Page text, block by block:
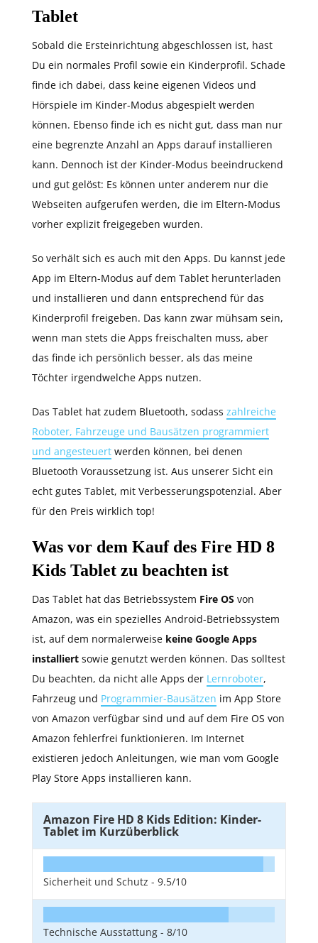
Tablet
Sobald die Ersteinrichtung abgeschlossen ist, hast
Du ein normales Profil sowie ein Kinderprofil. Schade
finde ich dabei, dass keine eigenen Videos und
Hörspiele im Kinder-Modus abgespielt werden
können. Ebenso finde ich es nicht gut, dass man nur
eine begrenzte Anzahl an Apps darauf installieren
kann. Dennoch ist der Kinder-Modus beeindruckend
und gut gelöst: Es können unter anderem nur die
Webseiten aufgerufen werden, die im Eltern-Modus
vorher explizit freigegeben wurden.
So verhält sich es auch mit den Apps. Du kannst jede
App im Eltern-Modus auf dem Tablet herunterladen
und installieren und dann entsprechend für das
Kinderprofil freigeben. Das kann zwar mühsam sein,
wenn man stets die Apps freischalten muss, aber
das finde ich persönlich besser, als das meine
Töchter irgendwelche Apps nutzen.
Das Tablet hat zudem Bluetooth, sodass zahlreiche
Roboter, Fahrzeuge und Bausätzen programmiert
und angesteuert werden können, bei denen
Bluetooth Voraussetzung ist. Aus unserer Sicht ein
echt gutes Tablet, mit Verbesserungspotenzial. Aber
für den Preis wirklich top!
Was vor dem Kauf des Fire HD 8
Kids Tablet zu beachten ist
Das Tablet hat das Betriebssystem Fire OS von
Amazon, was ein spezielles Android-Betriebssystem
ist, auf dem normalerweise keine Google Apps
installiert sowie genutzt werden können. Das solltest
Du beachten, da nicht alle Apps der Lernroboter,
Fahrzeug und Programmier-Bausätzen im App Store
von Amazon verfügbar sind und auf dem Fire OS von
Amazon fehlerfrei funktionieren. Im Internet
existieren jedoch Anleitungen, wie man vom Google
Play Store Apps installieren kann.
Amazon Fire HD 8 Kids Edition: Kinder-
Tablet im Kurzüberblick
Sicherheit und Schutz - 9.5/10
Technische Ausstattung - 8/10